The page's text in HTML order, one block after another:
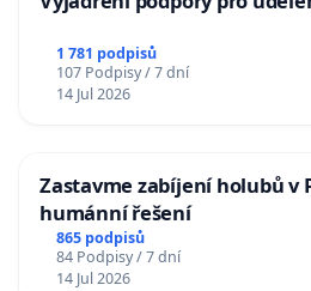
1 781 podpisů
107 Podpisy / 7 dní
14 Jul 2026
Zastavme zabíjení holubů v
humánní řešení
865 podpisů
84 Podpisy / 7 dní
14 Jul 2026